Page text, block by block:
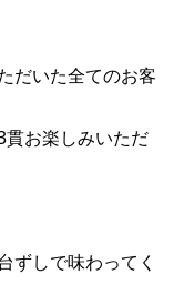
だいた全てのお客
お楽しみいただ
ずしで味わってく